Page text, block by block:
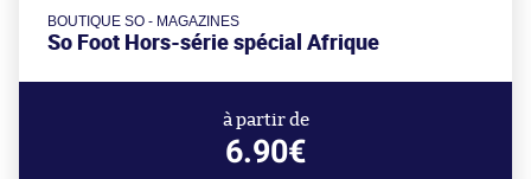
BOUTIQUE SO - MAGAZINES
So Foot Hors-série spécial Afrique
à partir de
6.90€